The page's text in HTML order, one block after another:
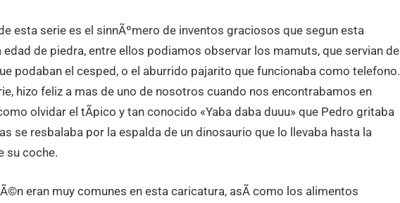
esta serie es el sinnÃºmero de inventos graciosos que segun esta
de piedra, entre ellos podiamos observar los mamuts, que servian de
podaban el cesped, o el aburrido pajarito que funcionaba como telefono.
hizo feliz a mas de uno de nosotros cuando nos encontrabamos en
olvidar el tÃ­pico y tan conocido «Yaba daba duuu» que Pedro gritaba
se resbalaba por la espalda de un dinosaurio que lo llevaba hasta la
su coche.
eran muy comunes en esta caricatura, asÃ­ como los alimentos